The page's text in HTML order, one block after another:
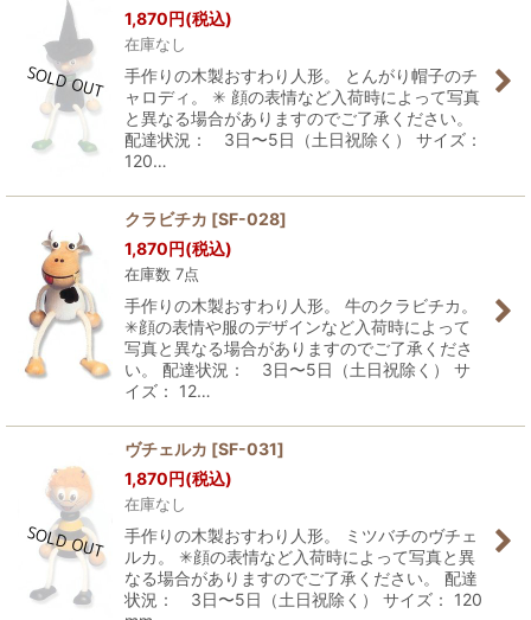
1,870円(税込)
在庫なし
手作りの木製おすわり人形。 とんがり帽子のチ
ャロディ。 ✳︎ 顔の表情など入荷時によって写真
と異なる場合がありますのでご了承ください。
配達状況： 3日〜5日（土日祝除く） サイズ：
120…
クラビチカ [SF-028]
1,870円(税込)
在庫数 7点
手作りの木製おすわり人形。 牛のクラビチカ。
✳︎顔の表情や服のデザインなど入荷時によって
写真と異なる場合がありますのでご了承くださ
い。 配達状況： 3日〜5日（土日祝除く） サ
イズ： 12…
ヴチェルカ [SF-031]
1,870円(税込)
在庫なし
手作りの木製おすわり人形。 ミツバチのヴチェ
ルカ。 ✳︎顔の表情など入荷時によって写真と異
なる場合がありますのでご了承ください。 配達
状況： 3日〜5日（土日祝除く） サイズ： 120